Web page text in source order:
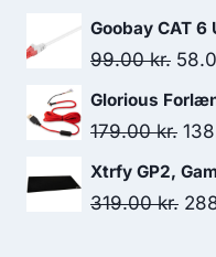
Goobay CAT 6
99.00kr.
was:
Glorious
179.00kr.
was:
Xtrfy GP2,
319.00kr.